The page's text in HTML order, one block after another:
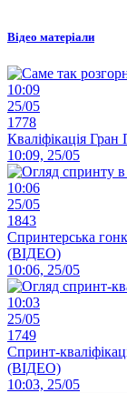
Відео матеріали
10:09
25/05
1778
Кваліфікація
10:09, 25/05
10:06
25/05
1843
Спринтерська
(ВІДЕО)
10:06, 25/05
10:03
25/05
1749
Спринт-
(ВІДЕО)
10:03, 25/05